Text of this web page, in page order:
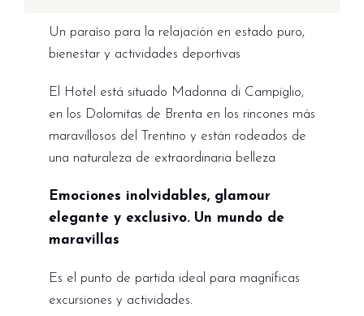
Un paraíso para la relajación en estado puro,
bienestar y actividades deportivas
El Hotel está situado Madonna di Campiglio,
en los Dolomitas de Brenta en los rincones más
maravillosos del Trentino y están rodeados de
una naturaleza de extraordinaria belleza
Emociones inolvidables, glamour
elegante y exclusivo. Un mundo de
maravillas
Es el punto de partida ideal para magníficas
excursiones y actividades.